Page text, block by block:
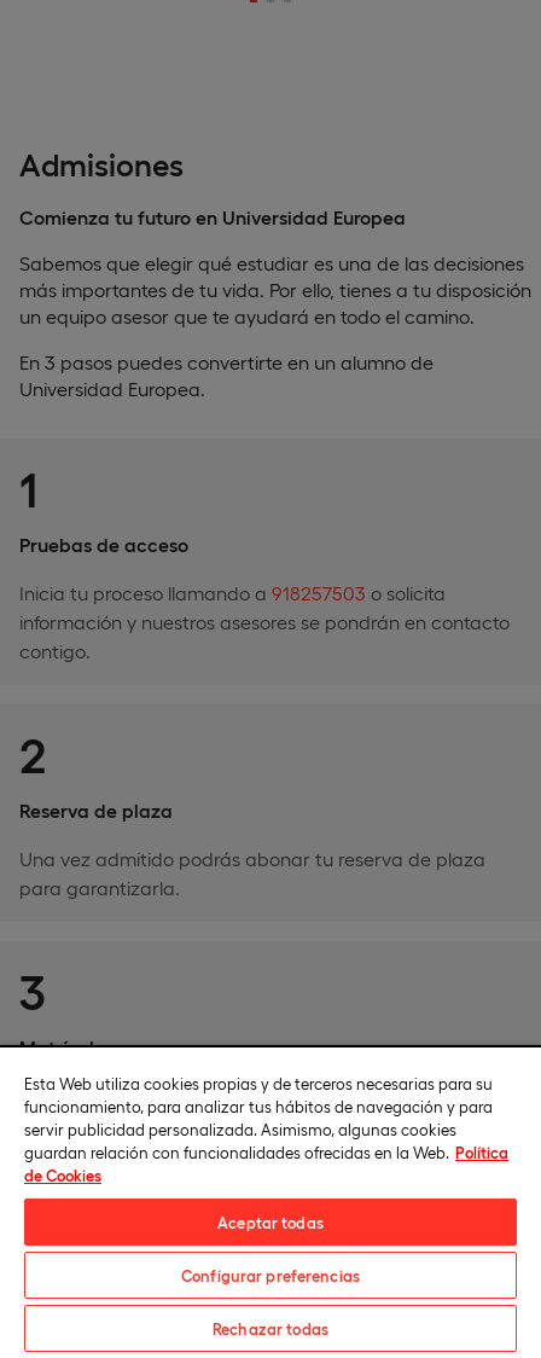
Admisiones
Comienza tu futuro en Universidad Europea
Sabemos que elegir qué estudiar es una de las decisiones
más importantes de tu vida. Por ello, tienes a tu disposición
un equipo asesor que te ayudará en todo el camino.
En 3 pasos puedes convertirte en un alumno de
Universidad Europea.
1
Pruebas de acceso
Inicia tu proceso llamando a 918257503 o solicita
información y nuestros asesores se pondrán en contacto
contigo.
2
Reserva de plaza
Una vez admitido podrás abonar tu reserva de plaza
para garantizarla.
3
Matrícula
Entrega la documentación necesaria para formalizar tu
matrícula.
Contacta con un asesor
Descarga el catálogo
Esta Web utiliza cookies propias y de terceros necesarias para su
funcionamiento, para analizar tus hábitos de navegación y para
servir publicidad personalizada. Asimismo, algunas cookies
guardan relación con funcionalidades ofrecidas en la Web. Política
de Cookies
Aceptar todas
Configurar preferencias
Rechazar todas